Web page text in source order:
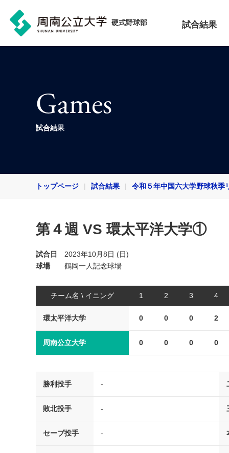
硬式野球部 試合結果
Games
試合結果
トップページ 試合結果 令和５年中国六大学野球秋季
第４週 VS 環太平洋大学①
試合日
2023年10月8日 (日)
球場
鶴岡一人記念球場
チーム名 \ イニング 1 2 3 4
環太平洋大学 0 0 0 2
周南公立大学 0 0 0 0
勝利投手 -
敗北投手 -
セーブ投手 -